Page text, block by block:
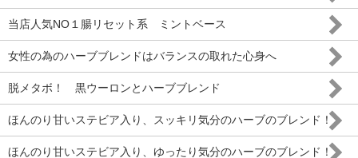
当店人気NO１腸リセット系 ミントベース
女性の為のハーブブレンドはバランスの取れた心身へ
脱メタボ！ 黒ウーロンとハーブブレンド
ほんのり甘いステビア入り、スッキリ気分のハーブのブレンド！
ほんのり甘いステビア入り、ゆったり気分のハーブのブレンド！